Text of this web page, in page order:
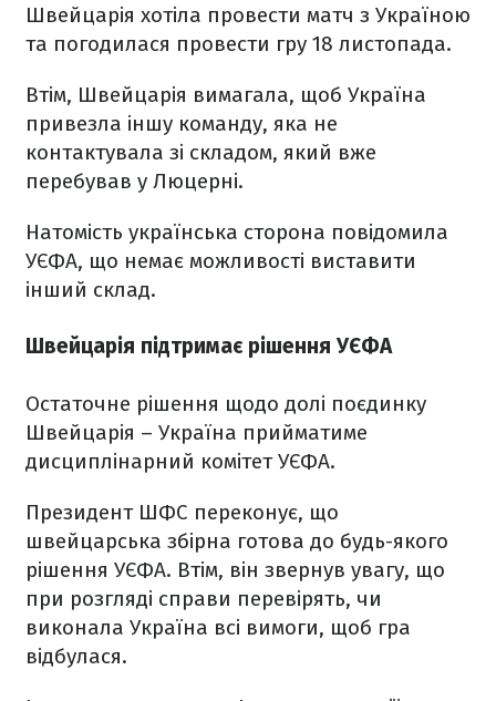
Швейцарія хотіла провести матч з Україною
та погодилася провести гру 18 листопада.
Втім, Швейцарія вимагала, щоб Україна
привезла іншу команду, яка не
контактувала зі складом, який вже
перебував у Люцерні.
Натомість українська сторона повідомила
УЄФА, що немає можливості виставити
інший склад.
Швейцарія підтримає рішення УЄФА
Остаточне рішення щодо долі поєдинку
Швейцарія – Україна прийматиме
дисциплінарний комітет УЄФА.
Президент ШФС переконує, що
швейцарська збірна готова до будь-якого
рішення УЄФА. Втім, він звернув увагу, що
при розгляді справи перевірять, чи
виконала Україна всі вимоги, щоб гра
відбулася.